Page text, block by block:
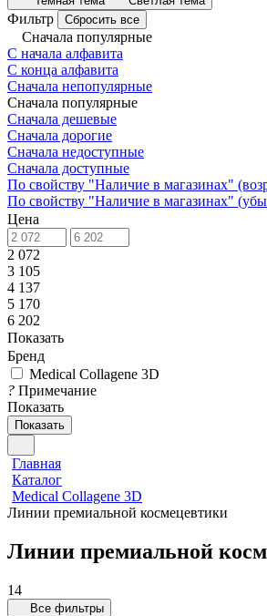
Фильтр Сбросить все
Сначала популярные
С начала алфавита
С конца алфавита
Сначала непопулярные
Сначала популярные
Сначала дешевые
Сначала дорогие
Сначала недоступные
Сначала доступные
По свойству "Наличие в магазинах"
По свойству "Наличие в магазинах"
Цена
2 072
3 105
4 137
5 170
6 202
Показать
Бренд
Medical Collagene 3D
? Примечание
Показать
Показать
Главная
Каталог
Medical Collagene 3D
Линии премиальной космецевтики
Линии премиальной
14
Все фильтры